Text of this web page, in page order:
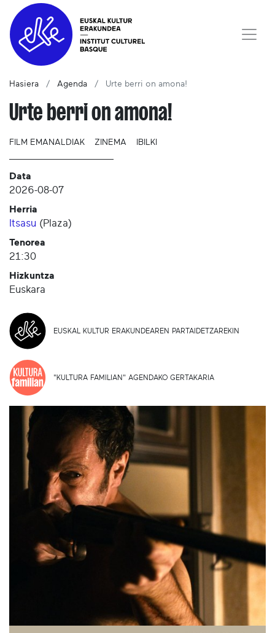
Hasiera Agenda Urte berri on amona!
Urte berri on amona!
FILM EMANALDIAK ZINEMA IBILKI
Data
2026-08-07
Herria
Itsasu (Plaza)
Tenorea
21:30
Hizkuntza
Euskara
EUSKAL KULTUR ERAKUNDEAREN PARTAIDETZAREKIN
"KULTURA FAMILIAN" AGENDAKO GERTAKARIA